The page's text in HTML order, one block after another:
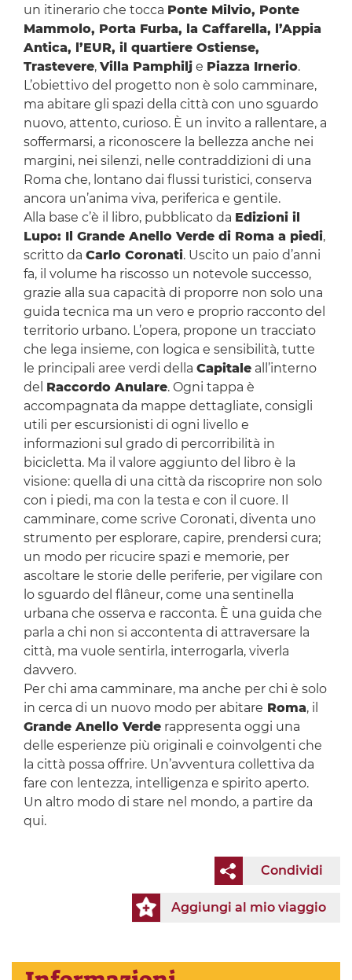
un itinerario che tocca Ponte Milvio, Ponte
Mammolo, Porta Furba, la Caffarella, l’Appia
Antica, l’EUR, il quartiere Ostiense,
Trastevere, Villa Pamphilje Piazza Irnerio.
L’obiettivo del progetto non è solo camminare,
ma abitare gli spazi della città con uno sguardo
nuovo, attento, curioso. È un invito a rallentare, a
soffermarsi, a riconoscere la bellezza anche nei
margini, nei silenzi, nelle contraddizioni di una
Roma che, lontano dai flussi turistici, conserva
ancora un’anima viva, periferica e gentile.
Alla base c’è il libro, pubblicato da Edizioni il
Lupo: Il Grande Anello Verde di Roma a piedi,
scritto da Carlo Coronati. Uscito un paio d’anni
fa, il volume ha riscosso un notevole successo,
grazie alla sua capacità di proporre non solo una
guida tecnica ma un vero e proprio racconto del
territorio urbano. L’opera, propone un tracciato
che lega insieme, con logica e sensibilità, tutte
le principali aree verdi della Capitaleall’interno
del Raccordo Anulare. Ogni tappa è
accompagnata da mappe dettagliate, consigli
utili per escursionisti di ogni livello e
informazioni sul grado di percorribilità in
bicicletta. Ma il valore aggiunto del libro è la
visione: quella di una città da riscoprire non solo
con i piedi, ma con la testa e con il cuore. Il
camminare, come scrive Coronati, diventa uno
strumento per esplorare, capire, prendersi cura;
un modo per ricucire spazi e memorie, per
ascoltare le storie delle periferie, per vigilare con
lo sguardo del flâneur, come una sentinella
urbana che osserva e racconta. È una guida che
parla a chi non si accontenta di attraversare la
città, ma vuole sentirla, interrogarla, viverla
davvero.
Per chi ama camminare, ma anche per chi è solo
in cerca di un nuovo modo per abitare Roma, il
Grande Anello Verderappresenta oggi una
delle esperienze più originali e coinvolgenti che
la città possa offrire. Un’avventura collettiva da
fare con lentezza, intelligenza e spirito aperto.
Un altro modo di stare nel mondo, a partire da
qui.
Condividi
Aggiungi al mio viaggio